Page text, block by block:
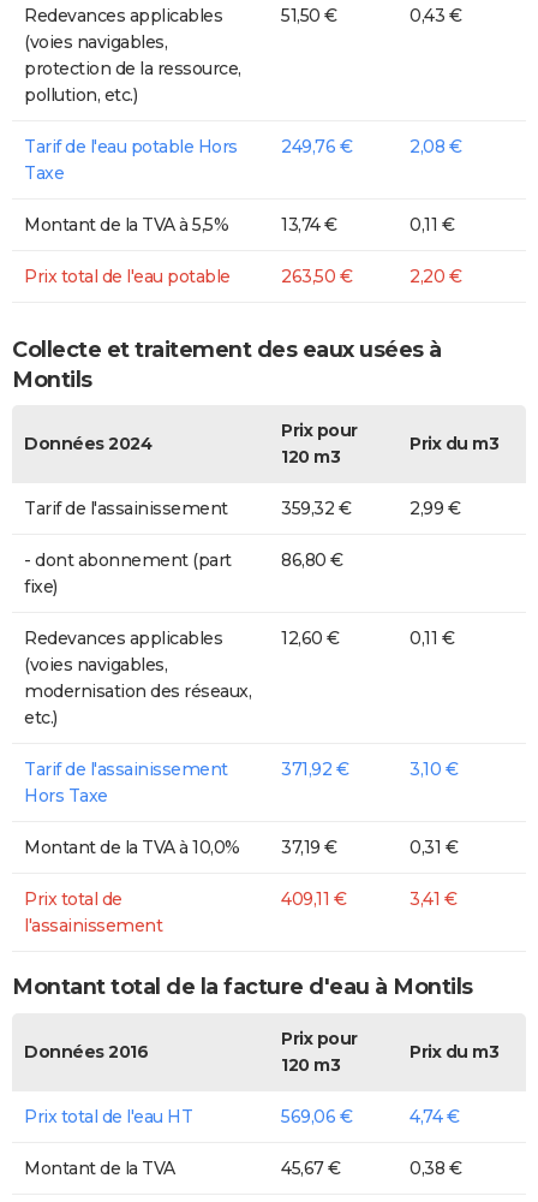
Redevances applicables
(voies navigables,
protection de la ressource,
pollution, etc.)
51,50 € 0,43 €
Tarif de l'eau potable Hors
Taxe
249,76 € 2,08 €
Montant de la TVA à 5,5% 13,74 € 0,11 €
Prix total de l'eau potable 263,50 € 2,20 €
Collecte et traitement des eaux usées à
Montils
Données 2024
Prix pour
120 m3
Prix du m3
Tarif de l'assainissement 359,32 € 2,99 €
- dont abonnement (part
fixe)
86,80 €
Redevances applicables
(voies navigables,
modernisation des réseaux,
etc.)
12,60 € 0,11 €
Tarif de l'assainissement
Hors Taxe
371,92 € 3,10 €
Montant de la TVA à 10,0% 37,19 € 0,31 €
Prix total de
l'assainissement
409,11 € 3,41 €
Montant total de la facture d'eau à Montils
Données 2016
Prix pour
120 m3
Prix du m3
Prix total de l'eau HT 569,06 € 4,74 €
Montant de la TVA 45,67 € 0,38 €